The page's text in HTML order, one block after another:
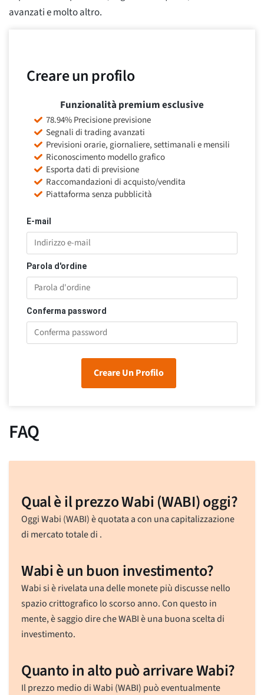
avanzati e molto altro.
Creare un profilo
E-mail
Parola d'ordine
Conferma password
Creare Un Profilo
Funzionalità premium esclusive
78.94% Precisione previsione
Segnali di trading avanzati
Previsioni orarie, giornaliere, settimanali e mensili
Riconoscimento modello grafico
Esporta dati di previsione
Raccomandazioni di acquisto/vendita
Piattaforma senza pubblicità
FAQ
Qual è il prezzo Wabi (WABI) oggi?
Oggi Wabi (WABI) è quotata acon una capitalizzazione
di mercato totale di .
Wabi è un buon investimento?
Wabi si è rivelata una delle monete più discusse nello
spazio crittografico lo scorso anno. Con questo in
mente, è saggio dire che WABI è una buona scelta di
investimento.
Quanto in alto può arrivare Wabi?
Il prezzo medio di Wabi (WABI) può eventualmente